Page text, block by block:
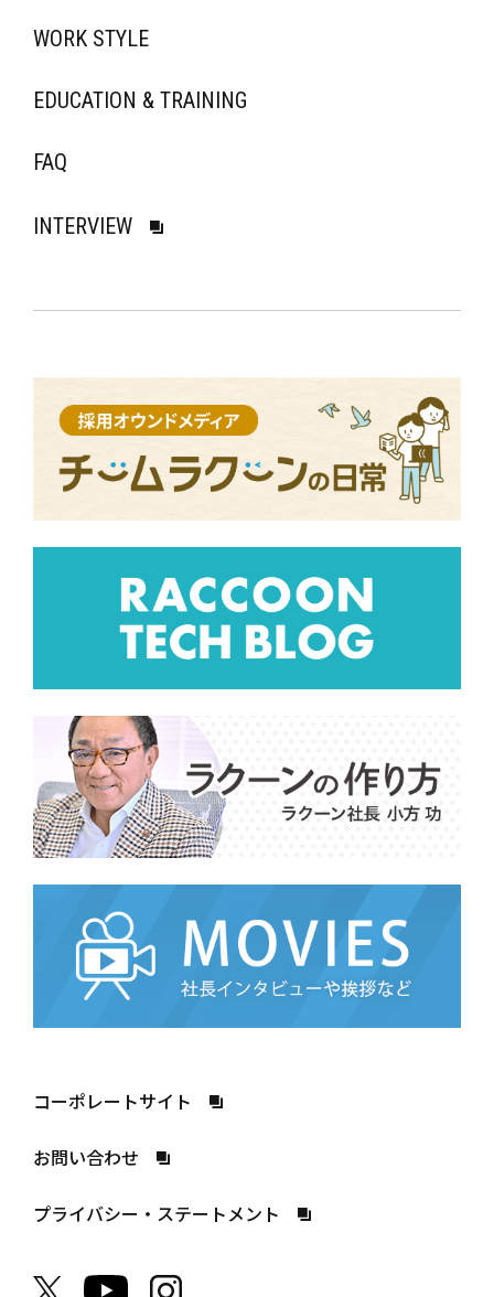
WORK STYLE
EDUCATION & TRAINING
FAQ
INTERVIEW
コーポレートサイト
お問い合わせ
プライバシー・ステートメント